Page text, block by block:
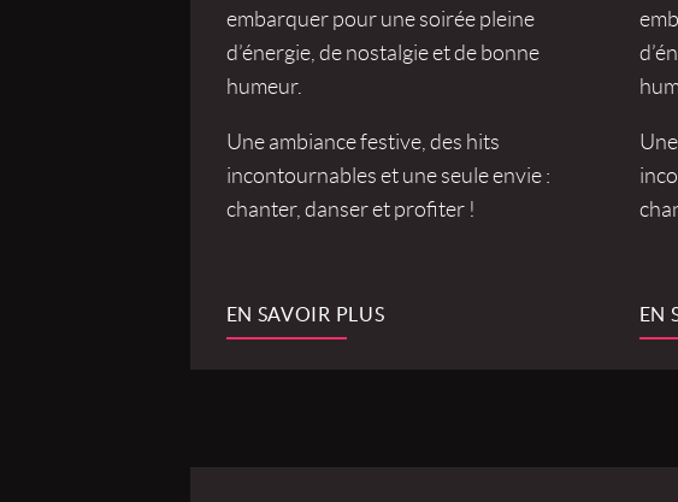
embarquer pour une soirée pleine
d’énergie, de nostalgie et de bonne
humeur.
Une ambiance festive, des hits
incontournables et une seule envie :
chanter, danser et profiter !
EN SAVOIR PLUS EN